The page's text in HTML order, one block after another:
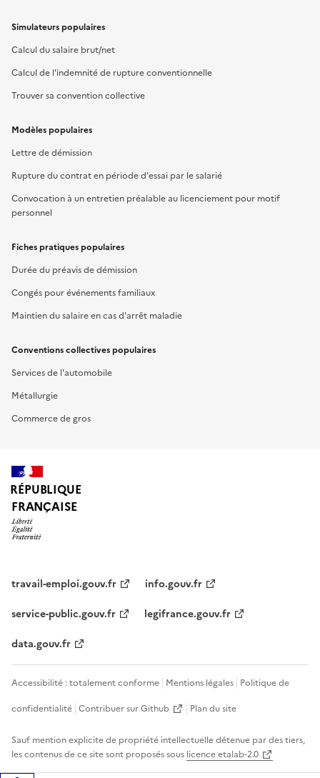
Simulateurs populaires
Calcul du salaire brut/net
Calcul de l'indemnité de rupture conventionnelle
Trouver sa convention collective
Modèles populaires
Lettre de démission
Rupture du contrat en période d'essai par le salarié
Convocation à un entretien préalable au licenciement pour motif
personnel
Fiches pratiques populaires
Durée du préavis de démission
Congés pour événements familiaux
Maintien du salaire en cas d'arrêt maladie
Conventions collectives populaires
Services de l'automobile
Métallurgie
Commerce de gros
RÉPUBLIQUE
FRANÇAISE
travail-emploi.gouv.fr
info.gouv.fr
service-public.gouv.fr
legifrance.gouv.fr
data.gouv.fr
Accessibilité : totalement conforme Mentions légales Politique de
confidentialité Contribuer sur Github Plan du site
Sauf mention explicite de propriété intellectuelle détenue par des tiers,
les contenus de ce site sont proposés sous licence etalab-2.0